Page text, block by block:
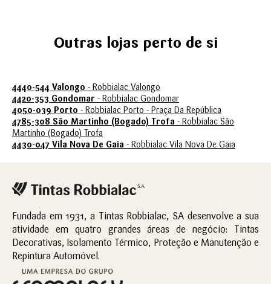
Outras lojas perto de si
4440-544 Valongo - Robbialac Valongo
4420-353 Gondomar - Robbialac Gondomar
4050-039 Porto - Robbialac Porto - Praça Da República
4785-308 São Martinho (bogado) Trofa - Robbialac São
Martinho (bogado) Trofa
4430-047 Vila Nova De Gaia - Robbialac Vila Nova De Gaia
Fundada em 1931, a Tintas Robbialac, SA desenvolve a sua
atividade em quatro grandes áreas de negócio: Tintas
Decorativas, Isolamento Térmico, Proteção e Manutenção e
Repintura Automóvel.